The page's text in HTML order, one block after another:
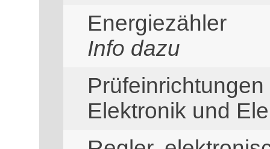
Energiezähler
Info dazu
Elektronik und